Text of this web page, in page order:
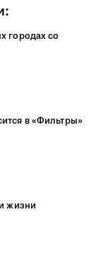
городах со
в «Фильтры»
жизни